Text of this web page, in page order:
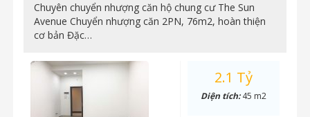
Chuyên chuyển nhượng căn hộ chung cư The Sun
Avenue Chuyển nhượng căn 2PN, 76m2, hoàn thiện
cơ bản Đặc…
2.1 Tỷ
Diện tích:45 m2